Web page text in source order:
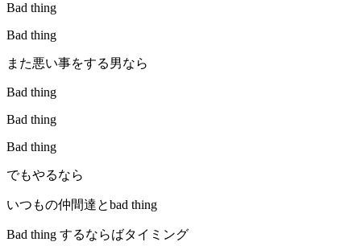
Bad thing
Bad thing
また悪い事をする男なら
Bad thing
Bad thing
Bad thing
でもやるなら
いつもの仲間達とbad thing
Bad thing するならばタイミング